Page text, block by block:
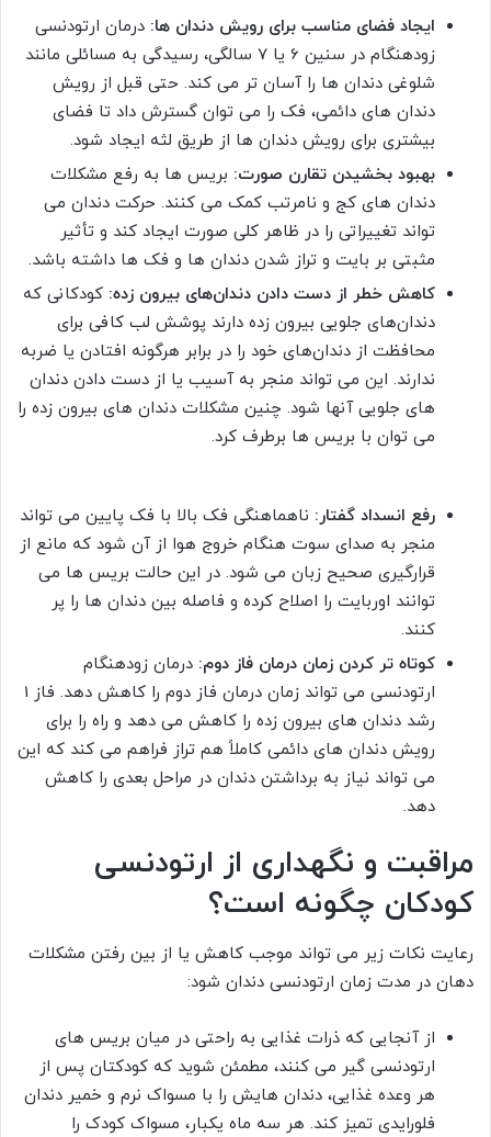
ایجاد فضای مناسب برای رویش دندان ها: درمان ارتودنسی
زودهنگام در سنین 6 یا 7 سالگی، رسیدگی به مسائلی مانند
شلوغی دندان ها را آسان تر می کند. حتی قبل از رویش
دندان های دائمی، فک را می توان گسترش داد تا فضای
بیشتری برای رویش دندان ها از طریق لثه ایجاد شود.
بهبود بخشیدن تقارن صورت: بریس ها به رفع مشکلات
دندان های کج و نامرتب کمک می کنند. حرکت دندان می
تواند تغییراتی را در ظاهر کلی صورت ایجاد کند و تأثیر
مثبتی بر بایت و تراز شدن دندان ها و فک ها داشته باشد.
کاهش خطر از دست دادن دندان‌های بیرون زده: کودکانی که
دندان‌های جلویی بیرون زده دارند پوشش لب کافی برای
محافظت از دندان‌های خود را در برابر هرگونه افتادن یا ضربه
ندارند. این می تواند منجر به آسیب یا از دست دادن دندان
های جلویی آنها شود. چنین مشکلات دندان های بیرون زده را
می توان با بریس ها برطرف کرد.
رفع انسداد گفتار: ناهماهنگی فک بالا با فک پایین می تواند
منجر به صدای سوت هنگام خروج هوا از آن شود که مانع از
قرارگیری صحیح زبان می شود. در این حالت بریس ها می
توانند اوربایت را اصلاح کرده و فاصله بین دندان ها را پر
کنند.
کوتاه تر کردن زمان درمان فاز دوم: درمان زودهنگام
ارتودنسی می تواند زمان درمان فاز دوم را کاهش دهد. فاز 1
رشد دندان های بیرون زده را کاهش می دهد و راه را برای
رویش دندان های دائمی کاملاً هم تراز فراهم می کند که این
می تواند نیاز به برداشتن دندان در مراحل بعدی را کاهش
دهد.
مراقبت و نگهداری از ارتودنسی
کودکان چگونه است؟
رعایت نکات زیر می تواند موجب کاهش یا از بین رفتن مشکلات
دهان در مدت زمان ارتودنسی دندان شود:
از آنجایی که ذرات غذایی به راحتی در میان بریس های
ارتودنسی گیر می کنند، مطمئن شوید که کودکتان پس از
هر وعده غذایی، دندان هایش را با مسواک نرم و خمیر دندان
فلورایدی تمیز کند. هر سه ماه یکبار، مسواک کودک را